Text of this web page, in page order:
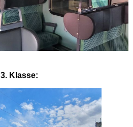
3. Klasse: